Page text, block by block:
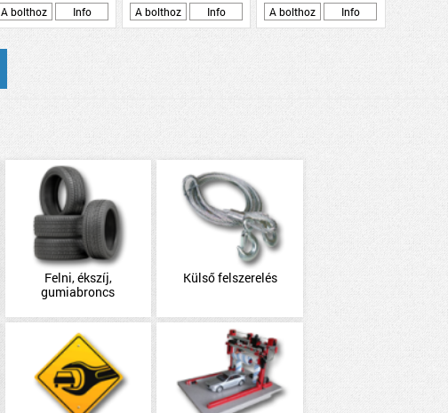
A bolthoz
Info
A bolthoz
Info
A bolthoz
Info
Felni, ékszíj,
gumiabroncs
Külső felszerelés